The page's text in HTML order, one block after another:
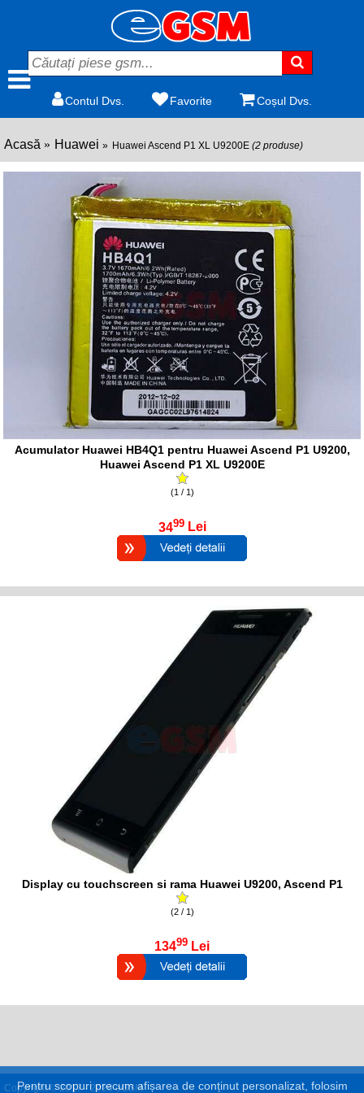
Contul Dvs. Favorite Coșul Dvs.
Acasă Huawei Huawei Ascend P1 XL U9200E (2 produse)
Acumulator Huawei HB4Q1 pentru Huawei Ascend P1 U9200,
Huawei Ascend P1 XL U9200E
(1 / 1)
3499 Lei
Display cu touchscreen si rama Huawei U9200, Ascend P1
(2 / 1)
13499 Lei
Copyright © 2017 - 2026 eGSM
Pentru scopuri precum afișarea de conținut personalizat, folosim